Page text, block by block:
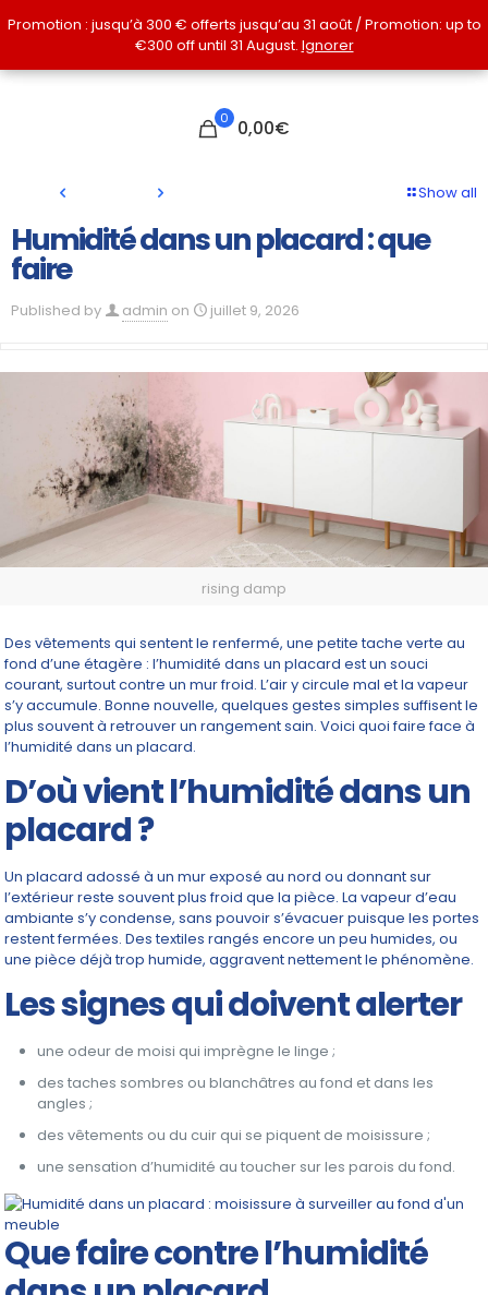
0 0,00€
Show all
Humidité dans un placard : que
faire
Published by admin on juillet 9, 2026
rising damp
Des vêtements qui sentent le renfermé, une petite tache verte au
fond d’une étagère : l’humidité dans un placard est un souci
courant, surtout contre un mur froid. L’air y circule mal et la vapeur
s’y accumule. Bonne nouvelle, quelques gestes simples suffisent le
plus souvent à retrouver un rangement sain. Voici quoi faire face à
l’humidité dans un placard.
D’où vient l’humidité dans un
placard ?
Un placard adossé à un mur exposé au nord ou donnant sur
l’extérieur reste souvent plus froid que la pièce. La vapeur d’eau
ambiante s’y condense, sans pouvoir s’évacuer puisque les portes
restent fermées. Des textiles rangés encore un peu humides, ou
une pièce déjà trop humide, aggravent nettement le phénomène.
Les signes qui doivent alerter
une odeur de moisi qui imprègne le linge ;
des taches sombres ou blanchâtres au fond et dans les
angles ;
des vêtements ou du cuir qui se piquent de moisissure ;
une sensation d’humidité au toucher sur les parois du fond.
Que faire contre l’humidité
Promotion : jusqu’à 300 € offerts jusqu’au 31 août / Promotion: up to
€300 off until 31 August. Ignorer
Promotion : jusqu’à 300 € offerts jusqu’au 31 août / Promotion: up to
€300 off until 31 August. Ignorer